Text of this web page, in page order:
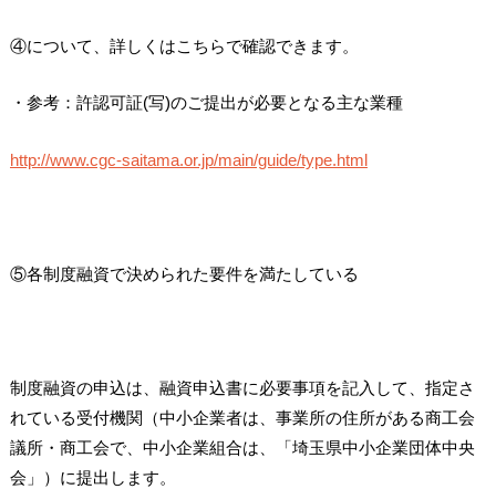
④について、詳しくはこちらで確認できます。
・参考：許認可証(写)のご提出が必要となる主な業種
http://www.cgc-saitama.or.jp/main/guide/type.html
⑤各制度融資で決められた要件を満たしている
制度融資の申込は、融資申込書に必要事項を記入して、指定さ
れている受付機関（中小企業者は、事業所の住所がある商工会
議所・商工会で、中小企業組合は、「埼玉県中小企業団体中央
会」）に提出します。